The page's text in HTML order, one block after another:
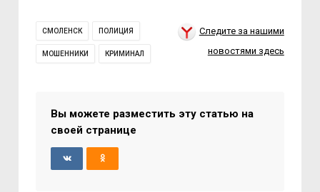
СМОЛЕНСК ПОЛИЦИЯ
МОШЕННИКИ КРИМИНАЛ
Следите за нашими
новостями здесь
Вы можете разместить эту статью на
своей странице